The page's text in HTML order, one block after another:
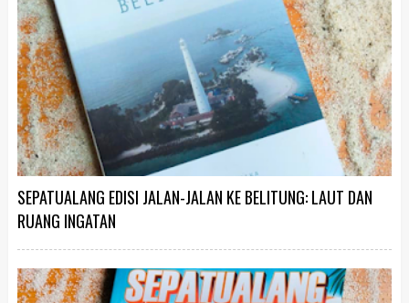
SEPATUALANG EDISI JALAN-JALAN KE BELITUNG: LAUT DAN
RUANG INGATAN